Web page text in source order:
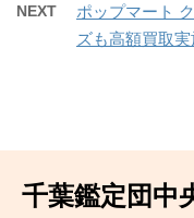
NEXT
ポップマート
ズも高額買取
千葉鑑定団中